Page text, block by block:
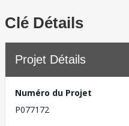
Clé Détails
Projet Détails
Numéro du Projet
P077172